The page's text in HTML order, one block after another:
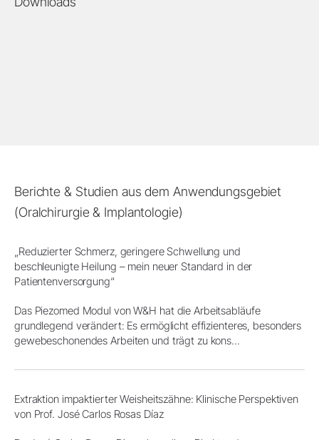
Berichte & Studien aus dem Anwendungsgebiet
(Oralchirurgie & Implantologie)
„Reduzierter Schmerz, geringere Schwellung und
beschleunigte Heilung – mein neuer Standard in der
Patientenversorgung“
Das Piezomed Modul von W&H hat die Arbeitsabläufe
grundlegend verändert: Es ermöglicht effizienteres, besonders
gewebeschonendes Arbeiten und trägt zu kons...
Extraktion impaktierter Weisheitszähne: Klinische Perspektiven
von Prof. José Carlos Rosas Díaz